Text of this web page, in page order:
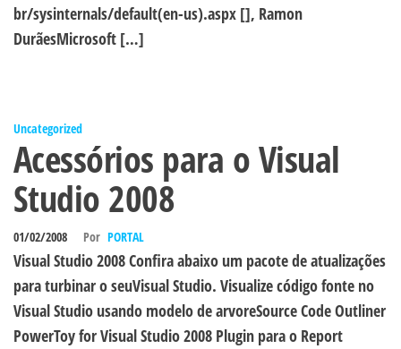
br/sysinternals/default(en-us).aspx [], Ramon
DurãesMicrosoft […]
Uncategorized
Acessórios para o Visual
Studio 2008
01/02/2008 Por PORTAL
Visual Studio 2008 Confira abaixo um pacote de atualizações
para turbinar o seuVisual Studio. Visualize código fonte no
Visual Studio usando modelo de arvoreSource Code Outliner
PowerToy for Visual Studio 2008 Plugin para o Report